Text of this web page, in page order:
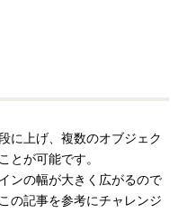
に上げ、複数のオブジェク
とが可能です。
ンの幅が大きく広がるので
の記事を参考にチャレンジ